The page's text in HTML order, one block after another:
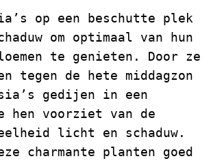
op een beschutte plek
om optimaal van hun
te genieten. Door ze
tegen de hete middagzon
gedijen in een
hen voorziet van de
licht en schaduw.
charmante planten goed